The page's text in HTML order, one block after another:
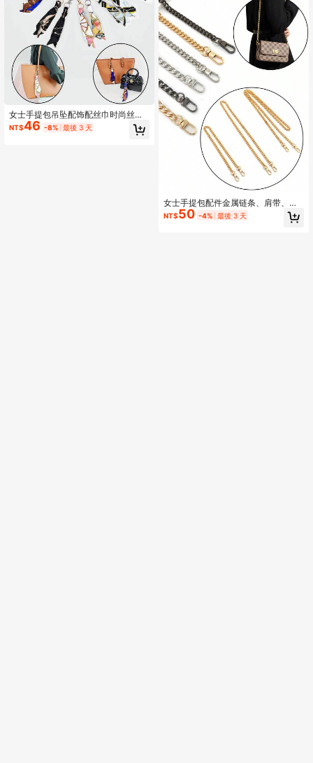
女士手提包吊坠配饰配丝巾时尚丝巾
手提包饰品女士钥匙扣
NT$46 -8% 最後 3 天
女士手提包配件金属链条、肩带、肩
带、提手链、时尚优质包链
NT$50 -4% 最後 3 天